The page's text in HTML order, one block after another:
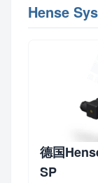
Hense
德国
SP